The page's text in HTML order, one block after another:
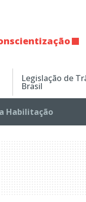
Legislação de
Brasil
Habilitação